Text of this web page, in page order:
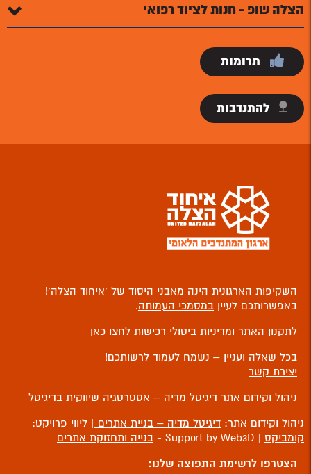
הצלה שופ - חנות לציוד רפואי
תרומות
להתנדבות
השקיפות הארגונית הינה מאבני היסוד של ‘איחוד הצלה’!
באפשרותכם לעיין במסמכי העמותה.
לתקנון האתר ומדיניות ביטולי רכישות לחצו כאן
בכל שאלה ועניין – נשמח לעמוד לרשותכם!
יצירת קשר
ניהול וקידום אתר דיגיטל מדיה – אסטרטגיה שיווקית בדיגיטל
ניהול וקידום אתר: דיגיטל מדיה – בניית אתרים | ליווי פרויקט:
קומביקס | Support by Web3D -
בנייה ותחזוקת אתרים
הצטרפו לרשימת התפוצה שלנו: